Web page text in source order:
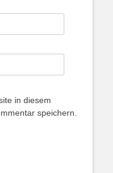
in diesem
speichern.